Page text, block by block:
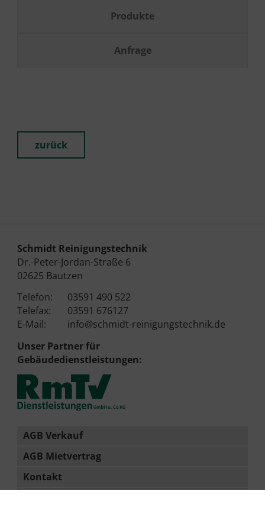
Produkte
Anfrage
zurück
Schmidt Reinigungstechnik
Dr.-Peter-Jordan-Straße 6
02625 Bautzen
Telefon:
03591 490 522
Telefax:
03591 676127
E-Mail:
info@schmidt-reinigungstechnik.de
Unser Partner für
Gebäudedienstleistungen:
AGB Verkauf
AGB Mietvertrag
Kontakt